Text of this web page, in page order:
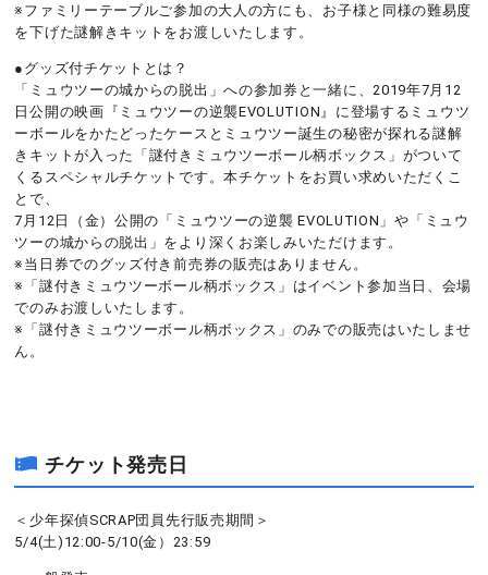
※ファミリーテーブルご参加の大人の方にも、お子様と同様の難易度
を下げた謎解きキットをお渡しいたします。
●グッズ付チケットとは？
「ミュウツーの城からの脱出」への参加券と一緒に、2019年7月12
日公開の映画『ミュウツーの逆襲EVOLUTION』に登場するミュウツ
ーボールをかたどったケースとミュウツー誕生の秘密が探れる謎解
きキットが入った「謎付きミュウツーボール柄ボックス」がついて
くるスペシャルチケットです。本チケットをお買い求めいただくこ
とで、
7月12日（金）公開の「ミュウツーの逆襲 EVOLUTION」や「ミュウ
ツーの城からの脱出」をより深くお楽しみいただけます。
※当日券でのグッズ付き前売券の販売はありません。
※「謎付きミュウツーボール柄ボックス」はイベント参加当日、会場
でのみお渡しいたします。
※「謎付きミュウツーボール柄ボックス」のみでの販売はいたしませ
ん。
チケット発売日
＜少年探偵SCRAP団員先行販売期間＞
5/4(土)12:00-5/10(金）23:59